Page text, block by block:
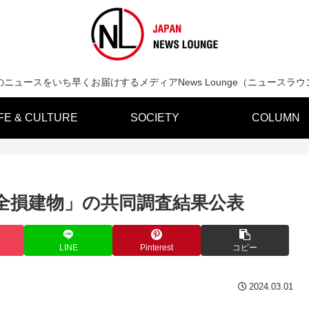
ニュースをいち早くお届けするメディアNews Lounge（ニュースラウ
& CULTURE SOCIETY COLUMN
損建物」の共同調査結果公表
LINE Pinterest コピー
2024.03.01